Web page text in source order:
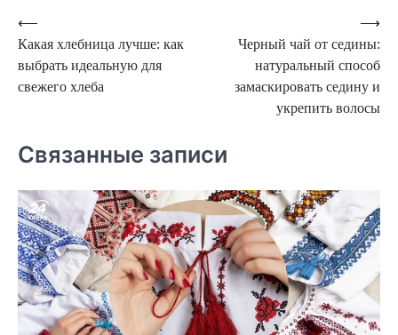
Навигация
по
записям
⟵
Какая хлебница лучше: как
выбрать идеальную для
свежего хлеба
Черный чай от седины:
натуральный способ
замаскировать седину и
укрепить волосы
⟶
Связанные записи